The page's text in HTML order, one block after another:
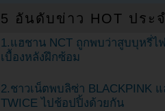
5 อันดับข่าว HOT ประ
1.แฮชาน NCT ถูกพบว่าสูบบุหรี่ไ
เบื้องหลังฝึกซ้อม
2.ชาวเน็ตพบลิซ่า BLACKPINK
TWICE ไปช้อปปิ้งด้วยกัน